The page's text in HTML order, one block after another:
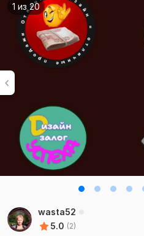
1 из 20
wasta52
5.0 (2)